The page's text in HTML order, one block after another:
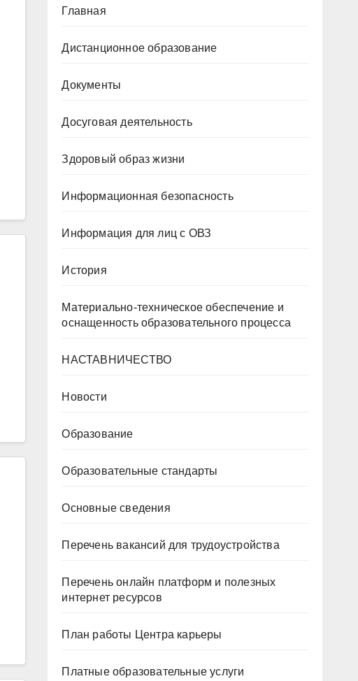
Главная
Дистанционное образование
Документы
Досуговая деятельность
Здоровый образ жизни
Информационная безопасность
Информация для лиц с ОВЗ
История
Материально-техническое обеспечение и
оснащенность образовательного процесса
НАСТАВНИЧЕСТВО
Новости
Образование
Образовательные стандарты
Основные сведения
Перечень вакансий для трудоустройства
Перечень онлайн платформ и полезных
интернет ресурсов
План работы Центра карьеры
Платные образовательные услуги